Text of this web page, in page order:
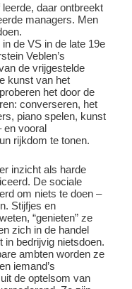
daar ontbreekt
managers. Men
de VS in de late 19e
Veblen’s
de vrijgestelde
kunst van het
het door de
converseren, het
piano spelen, kunst
en vooral
rijkdom te tonen.
inzicht als harde
De sociale
om niets te doen –
Stijfjes en
“genieten” ze
zich in de handel
in bedrijvig nietsdoen.
ambten worden ze
iemand’s
de optelsom van